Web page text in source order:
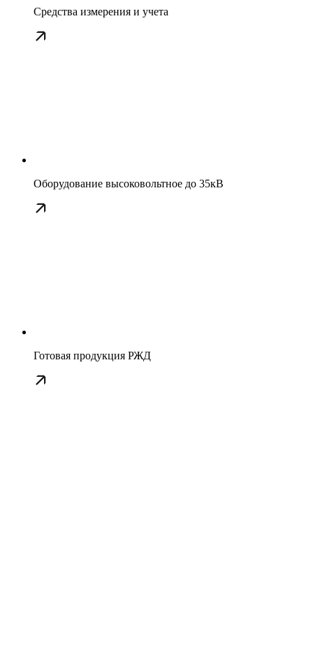
Средства измерения и учета
Оборудование высоковольтное до 35кВ
Готовая продукция РЖД